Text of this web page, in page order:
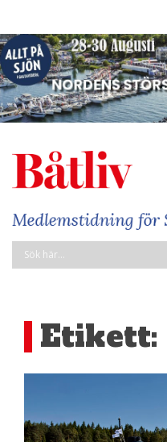
Etikett: